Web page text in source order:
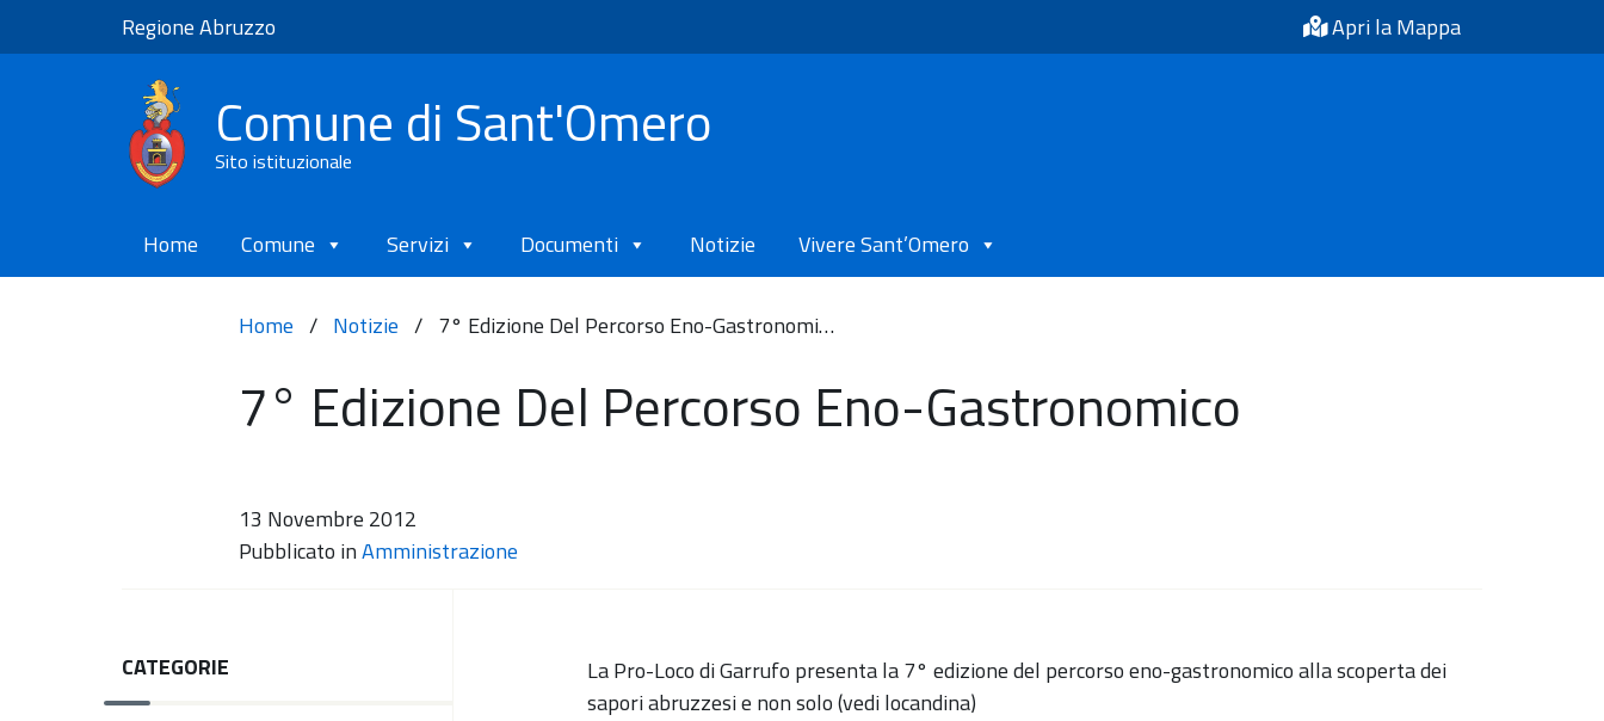
Regione Abruzzo Apri la Mappa
Comune di Sant'Omero
Sito istituzionale
Home Comune Servizi Documenti Notizie Vivere Sant’Omero
Home / Notizie / 7° Edizione Del Percorso Eno-Gastronomi…
7° Edizione Del Percorso Eno-Gastronomico
13 Novembre 2012
Pubblicato inAmministrazione
La Pro-Loco di Garrufo presenta la 7° edizione del percorso eno-gastronomico alla scoperta dei
sapori abruzzesi e non solo (vedi locandina)
CATEGORIE